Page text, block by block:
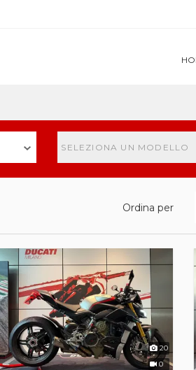
SELEZIONA UN MODELLO
Ordina per
20
0